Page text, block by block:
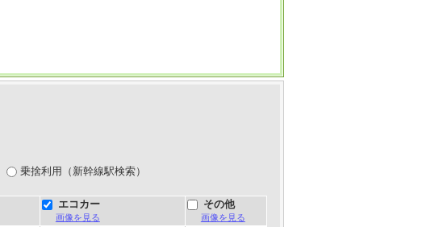
乗捨利用（新幹線駅検索）
エコカー
画像を見る
その他
画像を見る